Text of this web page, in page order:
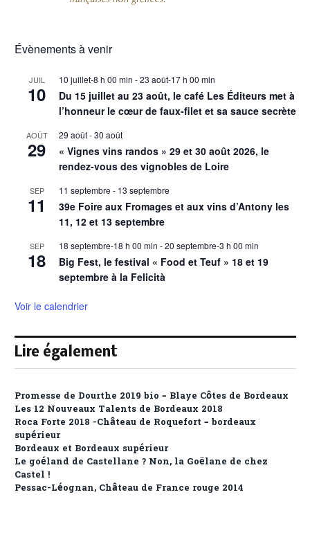
Évènements à venir
JUIL
10
10 juillet-8 h 00 min -23 août-17 h 00 min
Du 15 juillet au 23 août, le café Les Éditeurs met à
l’honneur le cœur de faux-filet et sa sauce secrète
AOÛT
29
29 août-30 août
« Vignes vins randos » 29 et 30 août 2026, le
rendez-vous des vignobles de Loire
SEP
11
11 septembre - 13 septembre
39e Foire aux Fromages et aux vins d’Antony les
11, 12 et 13 septembre
SEP
18
18 septembre-18 h 00 min -20 septembre-3 h 00 min
Big Fest, le festival « Food et Teuf » 18 et 19
septembre à la Felicità
Voir le calendrier
Lire également
Promesse de Dourthe 2019 bio – Blaye Côtes de Bordeaux
Les 12 Nouveaux Talents de Bordeaux 2018
Roca Forte 2018 -Château de Roquefort – bordeaux
supérieur
Bordeaux et Bordeaux supérieur
Le goéland de Castellane ? Non, la Goëlane de chez
Castel !
Pessac-Léognan, Château de France rouge 2014